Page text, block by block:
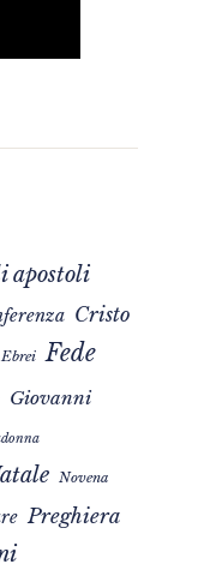
apostoli
Cristo
Ebrei Fede
Giovanni
Novena
Preghiera